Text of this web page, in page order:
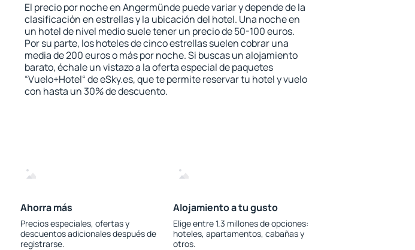
El precio por noche en Angermünde puede variar y depende de la
clasificación en estrellas y la ubicación del hotel. Una noche en
un hotel de nivel medio suele tener un precio de 50-100 euros.
Por su parte, los hoteles de cinco estrellas suelen cobrar una
media de 200 euros o más por noche. Si buscas un alojamiento
barato, échale un vistazo a la oferta especial de paquetes
“Vuelo+Hotel“ de eSky.es, que te permite reservar tu hotel y vuelo
con hasta un 30% de descuento.
Ahorra más
Precios especiales, ofertas y
descuentos adicionales después de
registrarse.
Alojamiento a tu gusto
Elige entre 1.3 millones de opciones:
hoteles, apartamentos, cabañas y
otros.